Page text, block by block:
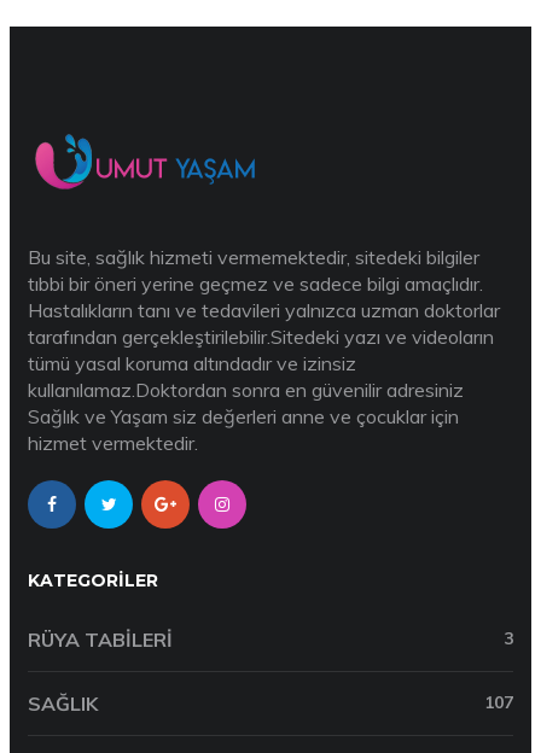
Bu site, sağlık hizmeti vermemektedir, sitedeki bilgiler
tıbbi bir öneri yerine geçmez ve sadece bilgi amaçlıdır.
Hastalıkların tanı ve tedavileri yalnızca uzman doktorlar
tarafından gerçekleştirilebilir.Sitedeki yazı ve videoların
tümü yasal koruma altındadır ve izinsiz
kullanılamaz.Doktordan sonra en güvenilir adresiniz
Sağlık ve Yaşam siz değerleri anne ve çocuklar için
hizmet vermektedir.
KATEGORILER
RÜYA TABILERI 3
SAĞLIK 107